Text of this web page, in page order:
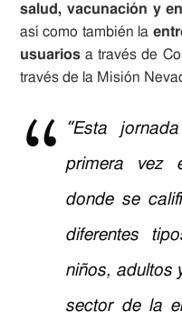
salud, vacunación y
así como también la
usuarios a través de
través de la Misión
“Esta
primera vez
donde se
diferentes
niños, adultos
sector de la